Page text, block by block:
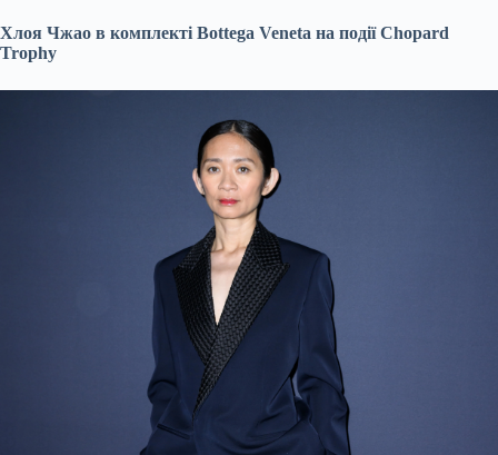
Хлоя Чжао в комплекті Bottega Veneta на події Chopard
Trophy